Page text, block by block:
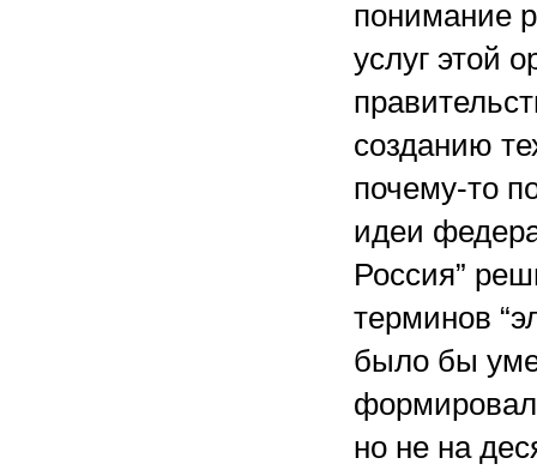
понимание
услуг этой
созданию
почему-то
идеи
Россия”
терминов
было бы
но не на